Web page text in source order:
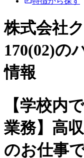
株式会社
170(02)の
情報
【学校内
業務】高
のお仕事